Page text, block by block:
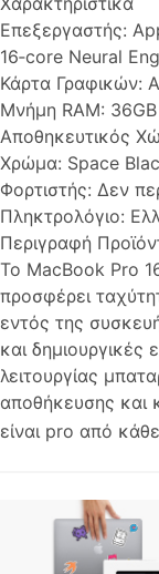
Επεξεργαστής:
16‑core Neural
Κάρτα Γραφικών:
Μνήμη RAM: 36GB
Αποθηκευτικός
Χρώμα: Space
Φορτιστής: Δεν
Πληκτρολόγιο:
Περιγραφή
Το MacBook Pro
προσφέρει
εντός της
και
λειτουργίας
αποθήκευσης και
είναι pro από